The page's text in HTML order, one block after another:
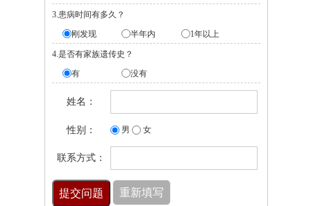
3.患病时间有多久？
刚发现
半年内 1年以上
4.是否有家族遗传史？
有
没有
姓名：
性别： 男 女
联系方式：